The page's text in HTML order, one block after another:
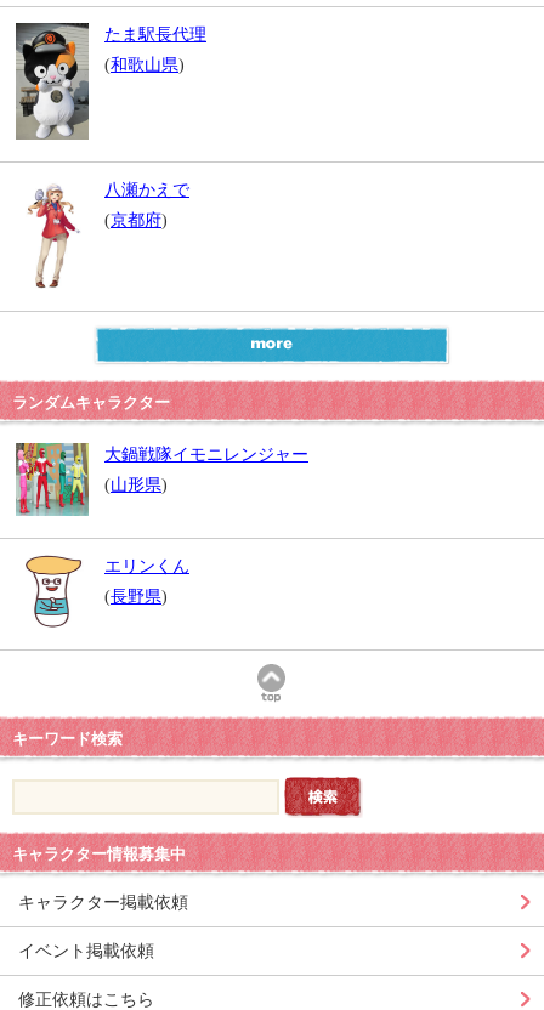
たま駅長代理
(和歌山県)
八瀬かえで
(京都府)
ランダムキャラクター
大鍋戦隊イモニレンジャー
(山形県)
エリンくん
(長野県)
キーワード検索
キャラクター情報募集中
キャラクター掲載依頼
イベント掲載依頼
修正依頼はこちら